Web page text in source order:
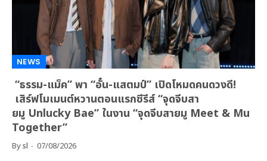
NEWS
“ธรรม-แม็ค” พา “อั๋น-แสตมป์” เปิดโหมดคนดวงดี!
เสิร์ฟโมเมนต์หวานตอนแรกซีรีส์ “จุดจีบสา
ยมู Unlucky Bae” ในงาน “จุดจีบสายมู Meet & Mu
Together”
Bysl 07/08/2026